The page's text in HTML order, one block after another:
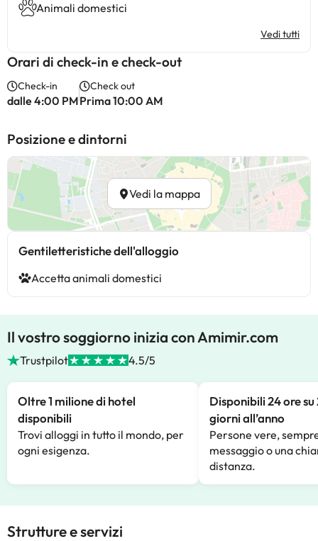
Animali domestici
Vedi tutti
Orari di check-in e check-out
Check-in
dalle 4:00 PM
Check out
Prima 10:00 AM
Posizione e dintorni
Vedi la mappa
Gentiletteristiche dell'alloggio
Accetta animali domestici
Il vostro soggiorno inizia con Amimir.com
Trustpilot 4.5/5
Oltre 1 milione di hotel
disponibili
Trovi alloggi in tutto il mondo, per
ogni esigenza.
Disponibili 24 ore su
giorni all’anno
Persone vere,
messaggio o una
distanza.
Strutture e servizi